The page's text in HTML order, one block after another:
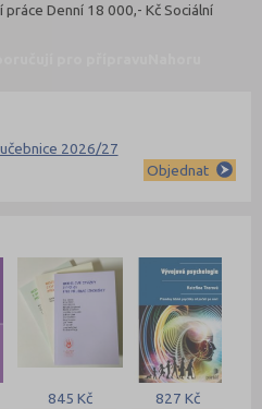
Denní 18 000,- Kč Sociální
2026/27
Objednat
845 Kč
827 Kč